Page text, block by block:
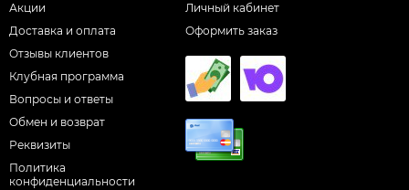
Акции
Доставка и оплата
Отзывы клиентов
Клубная программа
Вопросы и ответы
Обмен и возврат
Реквизиты
Политика
конфиденциальности
Личный кабинет
Оформить заказ